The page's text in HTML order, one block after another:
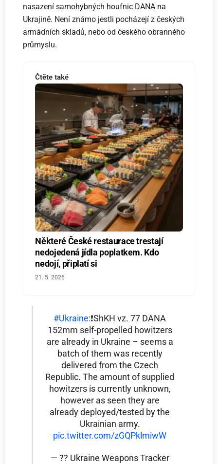
nasazení samohybných houfnic DANA na
Ukrajině. Není známo jestli pocházejí z českých
armádních skladů, nebo od českého obranného
průmyslu.
Čtěte také
Některé České restaurace trestají
nedojedená jídla poplatkem. Kdo
nedojí, připlatí si
21. 5. 2026
#Ukraine:❗️ShKH vz. 77 DANA
152mm self-propelled howitzers
are already in Ukraine – seems a
batch of them was recently
delivered from the Czech
Republic. The amount of supplied
howitzers is currently unknown,
however as seen they are
already deployed/tested by the
Ukrainian army.
pic.twitter.com/zGQPklmiwW
— ?? Ukraine Weapons Tracker